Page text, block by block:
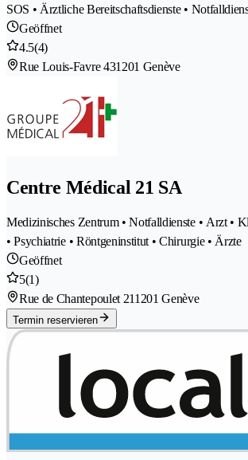
SOS • Ärztliche Bereitschaftsdienste •
Geöffnet
4.5(4)
Rue Louis-Favre 431201 Genève
Centre Médical 21 SA
Medizinisches Zentrum • Notfalldienste • Arzt •
• Psychiatrie • Röntgeninstitut • Chirurgie • Ärzte
Geöffnet
5(1)
Rue de Chantepoulet 211201 Genève
Termin reservieren